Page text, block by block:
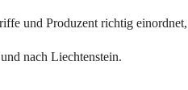
und Produzent richtig
nach Liechtenstein.